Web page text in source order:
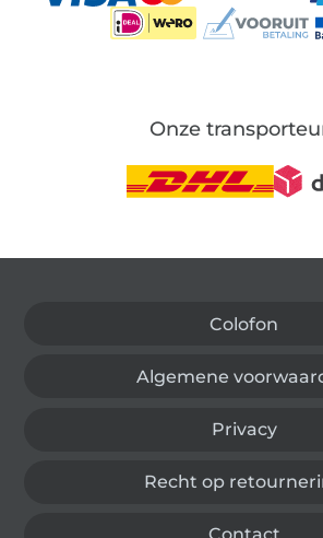
Onze
Colofon
Algemene
Privacy
Recht op